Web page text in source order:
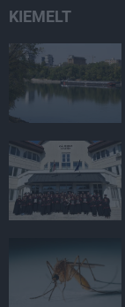
KIEMELT